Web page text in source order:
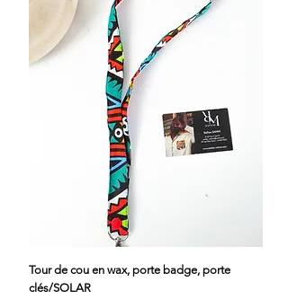
Tour de cou en wax, porte badge, porte
clés/SOLAR